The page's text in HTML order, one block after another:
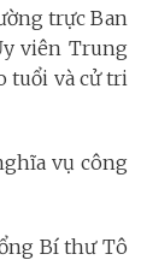
trực Ban
viên Trung
tuổi và cử tri
vụ công
Bí thư Tô